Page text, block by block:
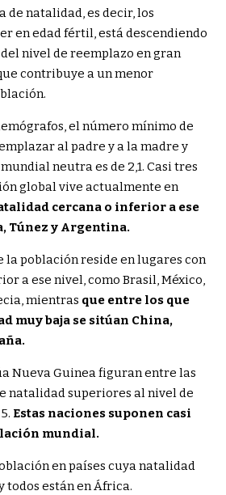
de natalidad, es decir, los
en edad fértil, está descendiendo
nivel de reemplazo en gran
contribuye a un menor
el número mínimo de
al padre y a la madre y
neutra es de 2,1. Casi tres
global vive actualmente en
cercana o inferior a ese
Túnez y Argentina.
la población reside en lugares con
a ese nivel, como Brasil, México,
mientras que entre los que
muy baja se sitúan China,
Nueva Guinea figuran entre las
natalidad superiores al nivel de
Estas naciones suponen casi
mundial.
en países cuya natalidad
todos están en África.